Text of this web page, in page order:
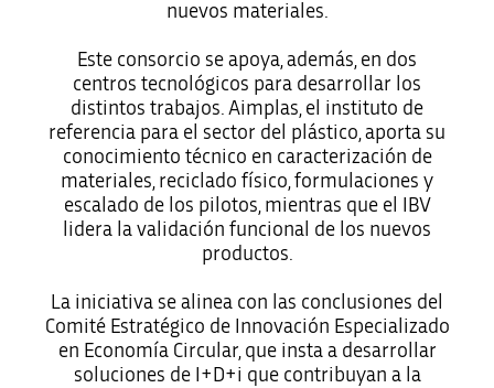
nuevos materiales.
Este consorcio se apoya, además, en dos
centros tecnológicos para desarrollar los
distintos trabajos. Aimplas, el instituto de
referencia para el sector del plástico, aporta su
conocimiento técnico en caracterización de
materiales, reciclado físico, formulaciones y
escalado de los pilotos, mientras que el IBV
lidera la validación funcional de los nuevos
productos.
La iniciativa se alinea con las conclusiones del
Comité Estratégico de Innovación Especializado
en Economía Circular, que insta a desarrollar
soluciones de I+D+i que contribuyan a la